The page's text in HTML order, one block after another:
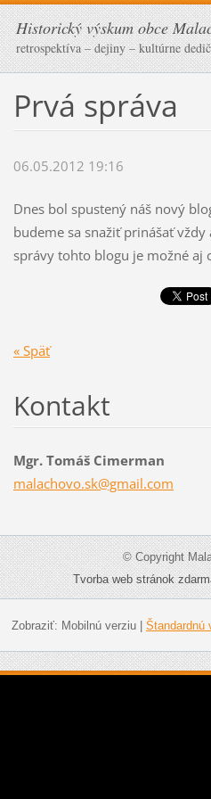
Historický výskum obce
retrospektíva – dejiny – kultúrne
Prvá správa
06.05.2012 19:16
Dnes bol spustený náš nový
budeme sa snažiť prinášať
správy tohto blogu je možné aj
« Späť
Kontakt
Mgr. Tomáš Cimerman
malachovo.sk@gmail.com
© Copyright
Tvorba web stránok
Zobraziť: Mobilnú verziu| Štandardnú